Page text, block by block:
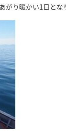
り暖かい1日とな